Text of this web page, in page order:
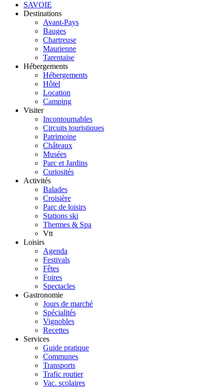
SAVOIE
Destinations
Avant-Pays
Bauges
Chartreuse
Maurienne
Tarentaise
Hébergements
Hébergements
Hôtel
Location
Camping
Visiter
Incontournables
Circuits touristiques
Patrimoine
Châteaux
Musées
Parc et Jardins
Curiosités
Activités
Balades
Croisière
Parc de loisirs
Stations ski
Thermes & Spa
Vtt
Loisirs
Agenda
Festivals
Fêtes
Foires
Spectacles
Gastronomie
Jours de marché
Spécialités
Vignobles
Recettes
Services
Guide pratique
Communes
Transports
Trafic routier
Vac. scolaires